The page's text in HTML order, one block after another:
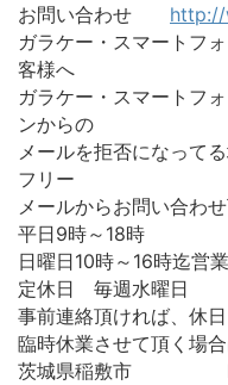
お問い合わせ
ガラケー・スマートフ
客様へ
ガラケー・スマートフ
ンからの
メールを拒否になって
フリー
メールからお問い合わせ
平日9時～ 18時
日曜日10時～ 16時迄営業
定休日 毎週水曜日
事前連絡頂ければ、休
臨時休業させて頂く場
茨城県稲敷市